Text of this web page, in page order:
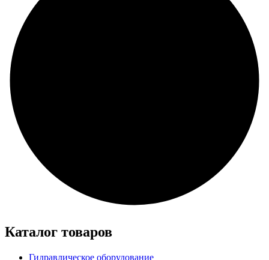
Каталог товаров
Гидравлическое оборудование